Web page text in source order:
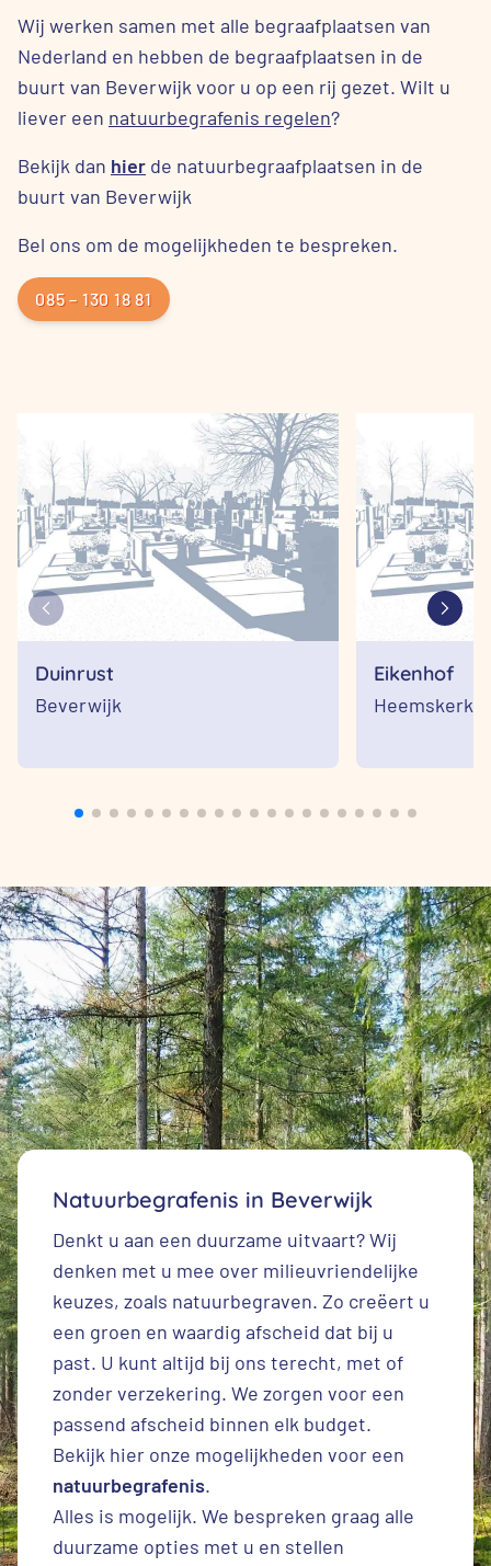
Wij werken samen met alle begraafplaatsen van
Nederland en hebben de begraafplaatsen in de
buurt van Beverwijk voor u op een rij gezet. Wilt u
liever een natuurbegrafenis regelen?
Bekijk dan hier de natuurbegraafplaatsen in de
buurt van Beverwijk
Bel ons om de mogelijkheden te bespreken.
085 – 130 18 81
Duinrust
Beverwijk
Eikenhof
Heemskerk,
Natuurbegrafenis in Beverwijk
Denkt u aan een duurzame uitvaart? Wij
denken met u mee over milieuvriendelijke
keuzes, zoals natuurbegraven. Zo creëert u
een groen en waardig afscheid dat bij u
past. U kunt altijd bij ons terecht, met of
zonder verzekering. We zorgen voor een
passend afscheid binnen elk budget.
Bekijk hier onze mogelijkheden voor een
natuurbegrafenis.
Alles is mogelijk. We bespreken graag alle
duurzame opties met u en stellen